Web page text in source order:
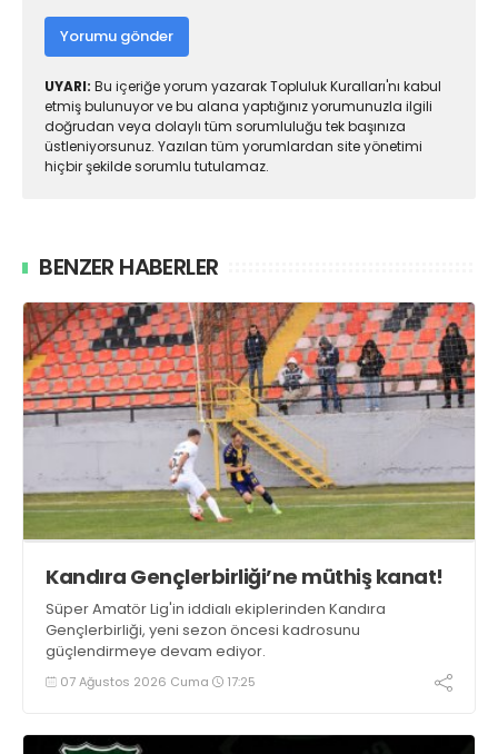
Yorumu gönder
UYARI: Bu içeriğe yorum yazarak Topluluk Kuralları'nı kabul
etmiş bulunuyor ve bu alana yaptığınız yorumunuzla ilgili
doğrudan veya dolaylı tüm sorumluluğu tek başınıza
üstleniyorsunuz. Yazılan tüm yorumlardan site yönetimi
hiçbir şekilde sorumlu tutulamaz.
BENZER HABERLER
Kandıra Gençlerbirliği’ne müthiş kanat!
Süper Amatör Lig'in iddialı ekiplerinden Kandıra
Gençlerbirliği, yeni sezon öncesi kadrosunu
güçlendirmeye devam ediyor.
07 Ağustos 2026 Cuma 17:25